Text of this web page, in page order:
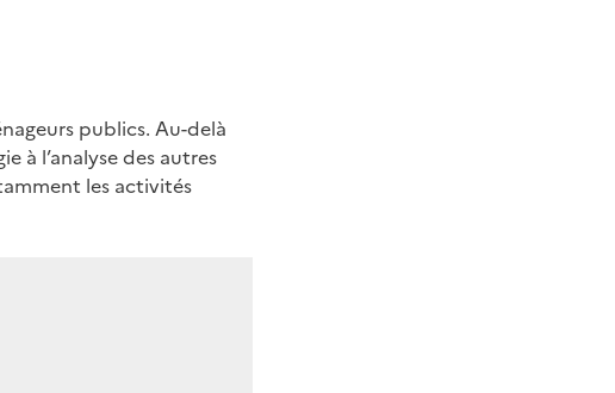
publics. Au-delà
à l’analyse des autres
les activités